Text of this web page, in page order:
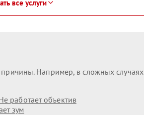
все услуги
Например, в сложных случаях
работает объектив
зум